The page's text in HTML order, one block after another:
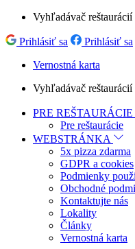
Vyhľadávač
Prihlásiť sa
Prihlásiť sa
Vernostná karta
Vyhľadávač
PRE REŠTAURÁCIE
Pre reštaurácie
WEBSTRÁNKA
5x pizza zdarma
GDPR a cookies
Podmienky
Obchodné
Kontaktujte nás
Lokality
Články
Vernostná karta